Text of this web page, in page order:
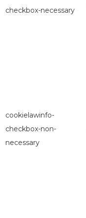
checkbox-necessary
cookielawinfo-
checkbox-non-
necessary